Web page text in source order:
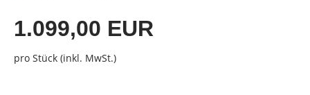
1.099,00 EUR
pro Stück (inkl. MwSt.)